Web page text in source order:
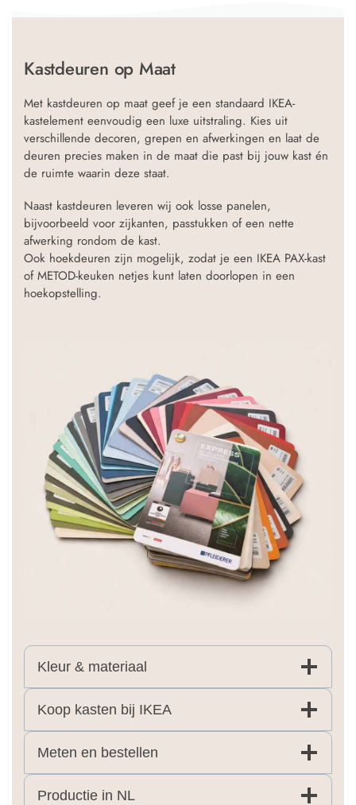
Kastdeuren op Maat
Met kastdeuren op maat geef je een standaard IKEA-
kastelement eenvoudig een luxe uitstraling. Kies uit
verschillende decoren, grepen en afwerkingen en laat de
deuren precies maken in de maat die past bij jouw kast én
de ruimte waarin deze staat.
Naast kastdeuren leveren wij ook losse panelen,
bijvoorbeeld voor zijkanten, passtukken of een nette
afwerking rondom de kast.
Ook hoekdeuren zijn mogelijk, zodat je een IKEA PAX-kast
of METOD-keuken netjes kunt laten doorlopen in een
hoekopstelling.
Kleur & materiaal
Koop kasten bij IKEA
Meten en bestellen
Productie in NL